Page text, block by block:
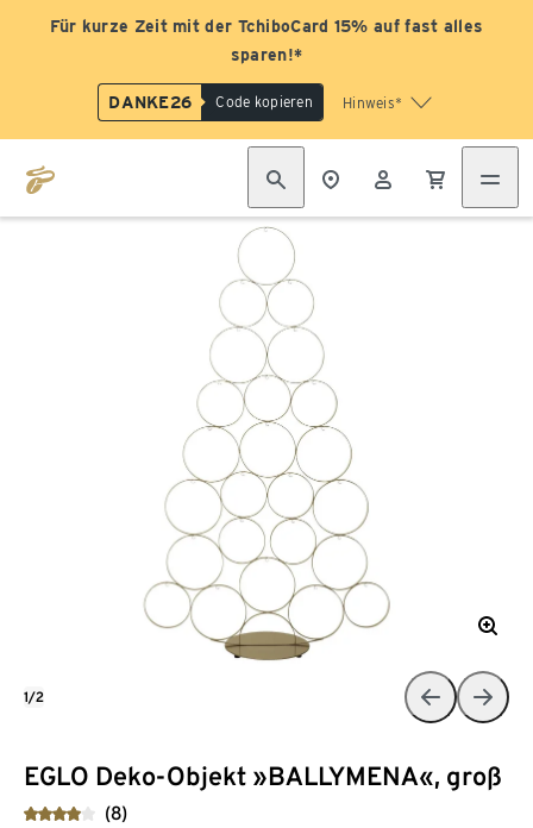
Für kurze Zeit mit der TchiboCard 15% auf fast alles
sparen!*
DANKE26 Code kopieren Hinweis*
EGLO Deko-Objekt »BALLYMENA«, groß
(8)
1/2